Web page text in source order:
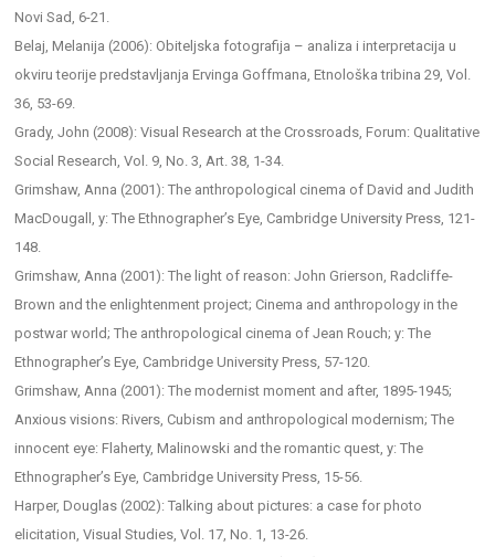
Novi Sad, 6-21.
Belaj, Melanija (2006): Obiteljska fotografija – analiza i interpretacija u
okviru teorije predstavljanja Ervinga Goffmana, Etnološka tribina 29, Vol.
36, 53-69.
Grady, John (2008): Visual Research at the Crossroads, Forum: Qualitative
Social Research, Vol. 9, No. 3, Art. 38, 1-34.
Grimshaw, Anna (2001): The anthropological cinema of David and Judith
MacDougall, у: The Ethnographer’s Eye, Cambridge University Press, 121-
148.
Grimshaw, Anna (2001): The light of reason: John Grierson, Radcliffe-
Brown and the enlightenment project; Cinema and anthropology in the
postwar world; The anthropological cinema of Jean Rouch; у: The
Ethnographer’s Eye, Cambridge University Press, 57-120.
Grimshaw, Anna (2001): The modernist moment and after, 1895-1945;
Anxious visions: Rivers, Cubism and anthropological modernism; The
innocent eye: Flaherty, Malinowski and the romantic quest, у: The
Ethnographer’s Eye, Cambridge University Press, 15-56.
Harper, Douglas (2002): Talking about pictures: a case for photo
elicitation, Visual Studies, Vol. 17, No. 1, 13-26.